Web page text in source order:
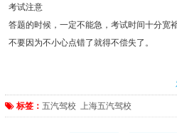
考试注意
答题的时候，一定不能急，考试时间十分宽
不要因为不小心点错了就得不偿失了。
标签： 五汽驾校 上海五汽驾校